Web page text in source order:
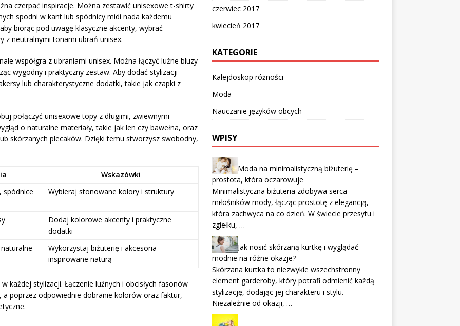
czerpać inspiracje. Można zestawić unisexowe t-shirty
spodni w kant lub spódnicy midi nada każdemu
biorąc pod uwagę klasyczne akcenty, wybrać
z neutralnymi tonami ubrań unisex.
współgra z ubraniami unisex. Można łączyć luźne bluzy
wygodny i praktyczny zestaw. Aby dodać stylizacji
lub charakterystyczne dodatki, takie jak czapki z
połączyć unisexowe topy z długimi, zwiewnymi
o naturalne materiały, takie jak len czy bawełna, oraz
skórzanych plecaków. Dzięki temu stworzysz swobodny,
Wskazówki
spódnice
Wybieraj stonowane kolory i struktury
Dodaj kolorowe akcenty i praktyczne
dodatki
Wykorzystaj biżuterię i akcesoria
inspirowane naturą
w każdej stylizacji. Łączenie luźnych i obcisłych fasonów
poprzez odpowiednie dobranie kolorów oraz faktur,
czerwiec 2017
kwiecień 2017
KATEGORIE
Kalejdoskop różności
Moda
Nauczanie języków obcych
WPISY
Moda na minimalistyczną biżuterię –
prostota, która oczarowuje
Minimalistyczna biżuteria zdobywa serca
miłośników mody, łącząc prostotę z elegancją,
która zachwyca na co dzień. W świecie przesytu i
zgiełku, …
Jak nosić skórzaną kurtkę i wyglądać
modnie na różne okazje?
Skórzana kurtka to niezwykle wszechstronny
element garderoby, który potrafi odmienić każdą
stylizację, dodając jej charakteru i stylu.
Niezależnie od okazji, …